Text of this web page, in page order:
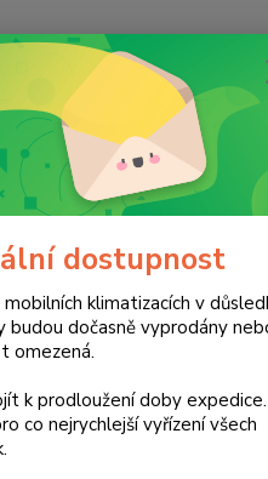
Nevíte si
+420
(Po-Ne, 8-
s AVT HM0871C Makita - 1100
s AVT
- 19 %
Kompaktní
pro
rozběh
dostupnost
klimatizacích v
dočasně vyprodány
omezená.
k prodloužení doby expedice.
co nejrychlejší vyřízení všech